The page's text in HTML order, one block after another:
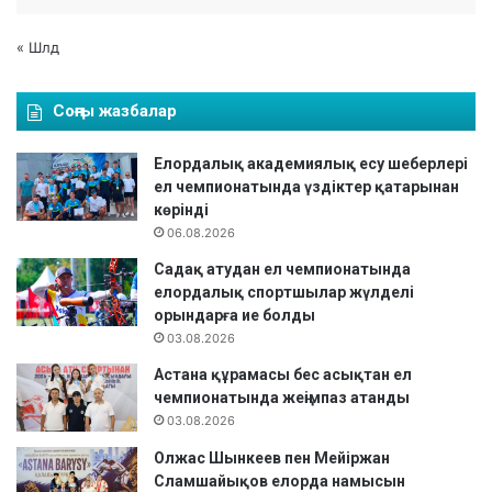
« Шлд
Соңғы жазбалар
Елордалық академиялық есу шеберлері
ел чемпионатында үздіктер қатарынан
көрінді
06.08.2026
Садақ атудан ел чемпионатында
елордалық спортшылар жүлделі
орындарға ие болды
03.08.2026
Астана құрамасы бес асықтан ел
чемпионатында жеңімпаз атанды
03.08.2026
Олжас Шынкеев пен Мейіржан
Сламшайықов елорда намысын